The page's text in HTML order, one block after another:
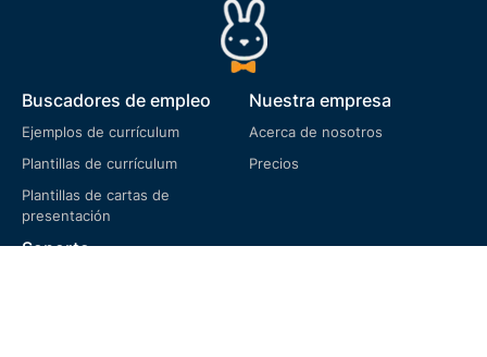
Buscadores de empleo
Ejemplos de currículum
Plantillas de currículum
Plantillas de cartas de
presentación
Nuestra empresa
Acerca de nosotros
Precios
Soporte